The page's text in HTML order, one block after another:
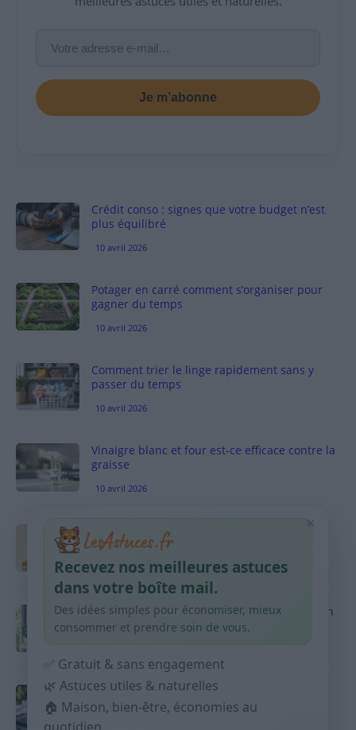
Je m’abonne
Crédit conso : signes que votre budget n’est
plus équilibré
10 avril 2026
Potager en carré comment s’organiser pour
gagner du temps
10 avril 2026
Comment trier le linge rapidement sans y
passer du temps
10 avril 2026
Vinaigre blanc et four est-ce efficace contre la
graisse
10 avril 2026
Taches pigmentaires : routine simple +
habitudes qui aident
9 avril 2026
Produits ménagers : comment économiser en
courses sans acheter 10 sprays
Budget mensuel : méthode rapide pour
répartir son salaire dès le jour de paie
×
Recevez nos meilleures astuces
dans votre boîte mail.
Des idées simples pour économiser, mieux
consommer et prendre soin de vous.
✅ Gratuit & sans engagement
🌿 Astuces utiles & naturelles
🏠 Maison, bien-être, économies au